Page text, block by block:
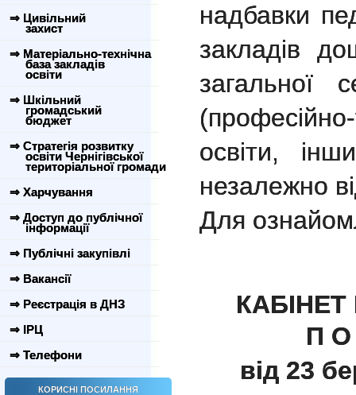
⇒ Цивільний
захист
⇒ Матеріально-технічна
база закладів
освіти
⇒ Шкільний
громадський
бюджет
⇒ Стратегія розвитку
освіти Чернігівської
територіальної громади
⇒ Харчування
⇒ Доступ до публічної
інформації
⇒ Публічні закупівлі
⇒ Вакансії
⇒ Реєстрація в ДНЗ
⇒ ІРЦ
⇒ Телефони
КОРИСНІ ПОСИЛАННЯ
надбавки
закладів
загальної
освіти,
незалежно
Для
КАБІНЕТ
П О
від 23